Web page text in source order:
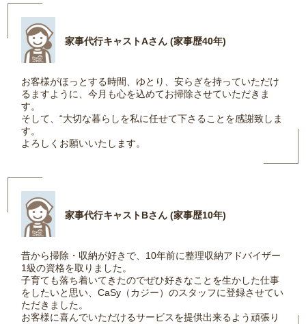
家事代行キャストAさん (家事歴40年)
お客様がほっとする時間、ゆとり、安らぎを持っていただけ
るますように、今月も心を込めてお掃除させていただきま
す。
そして、“大切な暮らしを私に任せて下さることを感謝致しま
す。
よろしくお願いいたします。
家事代行キャストBさん (家事歴10年)
昔から掃除・収納が好きで、10年前に整理収納アドバイザー
1級の資格を取りました。
子育ても落ち着いてきたのでぜひ好きなことを生かした仕事
をしたいと思い、CaSy（カジー）のスタッフに登録させてい
ただきました。
お客様に喜んでいただけるサービスを提供出来るよう頑張り